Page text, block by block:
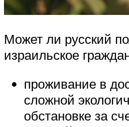
Может ли русский
израильское
проживание в
сложной
обстановке за